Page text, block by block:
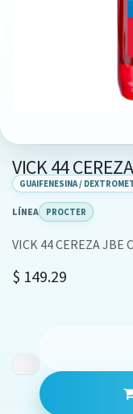
VICK 44
GUAIFENESINA /
LÍNEA PROCTER
VICK 44 CEREZA JBE
$ 149.29